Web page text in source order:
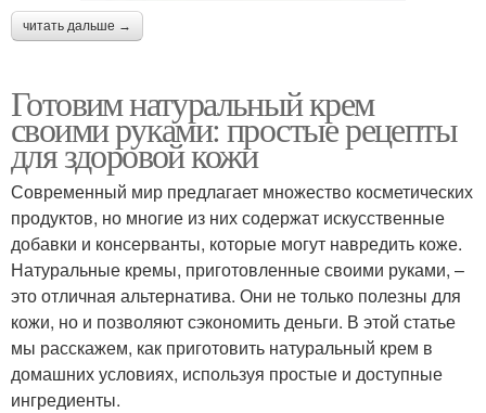
читать дальше →
Готовим натуральный крем
своими руками: простые рецепты
для здоровой кожи
Современный мир предлагает множество косметических
продуктов, но многие из них содержат искусственные
добавки и консерванты, которые могут навредить коже.
Натуральные кремы, приготовленные своими руками, –
это отличная альтернатива. Они не только полезны для
кожи, но и позволяют сэкономить деньги. В этой статье
мы расскажем, как приготовить натуральный крем в
домашних условиях, используя простые и доступные
ингредиенты.